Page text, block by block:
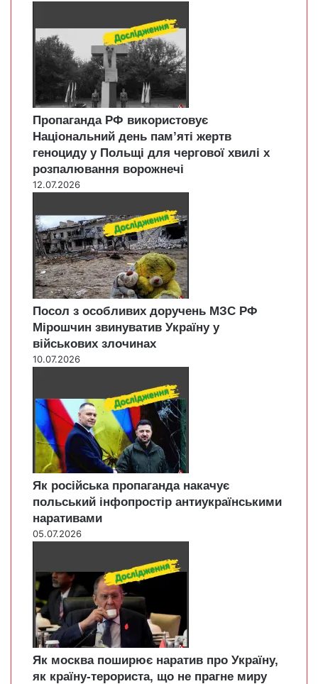
Пропаганда РФ використовує
Національний день пам’яті жертв
геноциду у Польщі для чергової хвилі х
розпалювання ворожнечі
12.07.2026
Посол з особливих доручень МЗС РФ
Мірошчин звинуватив Україну у
військових злочинах
10.07.2026
Як російська пропаганда накачує
польський інфопростір антиукраїнськими
наративами
05.07.2026
Як москва поширює наратив про Україну,
як країну-терориста, що не прагне миру